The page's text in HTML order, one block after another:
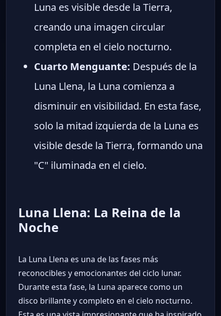
Luna es visible desde la Tierra,
creando una imagen circular
completa en el cielo nocturno.
Cuarto Menguante: Después de la
Luna Llena, la Luna comienza a
disminuir en visibilidad. En esta fase,
solo la mitad izquierda de la Luna es
visible desde la Tierra, formando una
"C" iluminada en el cielo.
Luna Llena: La Reina de la
Noche
La Luna Llena es una de las fases más
reconocibles y emocionantes del ciclo lunar.
Durante esta fase, la Luna aparece como un
disco brillante y completo en el cielo nocturno.